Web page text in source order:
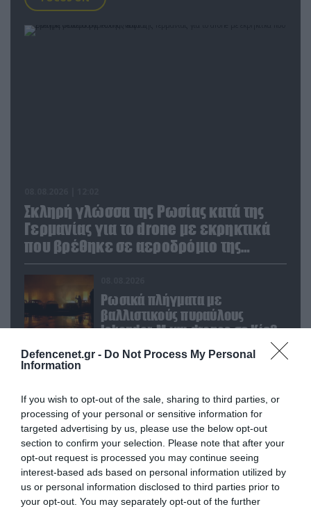
Defencenet.gr - Do Not Process My Personal
Information
If you wish to opt-out of the sale, sharing to third parties, or
processing of your personal or sensitive information for
targeted advertising by us, please use the below opt-out
section to confirm your selection. Please note that after your
opt-out request is processed you may continue seeing
interest-based ads based on personal information utilized by
us or personal information disclosed to third parties prior to
your opt-out. You may separately opt-out of the further
Σκληρή γλώσσα της Ρωσίας κατά της
Γερμανίας για το drone με εκρηκτικά
που βρέθηκε σε αεροδρόμιο της
Λειψίας
Ρωσικά πλήγματα με
βαλλιστικούς πυραύλους
Iskander-M και drones σε Κίεβο
και Ντνιπροπετρόφσκ: Ισχυρές
εκρήξεις
08.08.2026
Στρατηγός προειδοποίησε – «Θα
μας διαλύσει μια μετωπική
σύγκρουση με το Ιράν» – Τι
πρότεινε
08.08.2026
«Η απόλυτη τραγωδία»: Η
«αιχμηρή» ανάρτηση του Αρκά
για τα τατουάζ (φωτο)